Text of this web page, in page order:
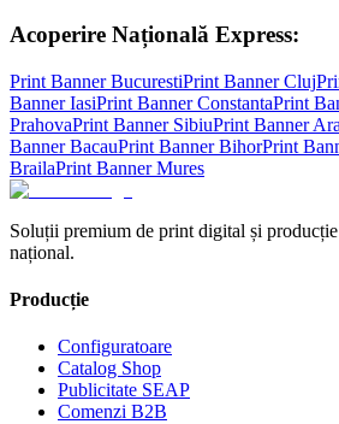
Acoperire Națională Express:
Print BannerBucurestiPrint BannerCluj
BannerIasiPrint BannerConstantaPrint
PrahovaPrint Banner SibiuPrint Banner
BannerBacauPrint BannerBihorPrint
BrailaPrint BannerMures
Soluții premium de print digital și
național.
Producție
Configuratoare
Catalog Shop
Publicitate SEAP
Comenzi B2B